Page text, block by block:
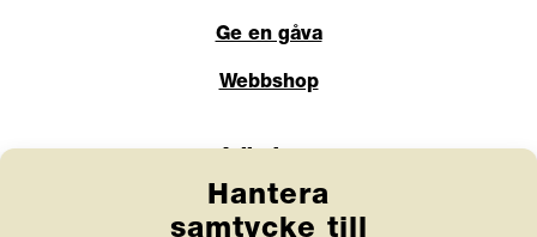
Hantera
samtycke till
Ge en gåva
Webbshop